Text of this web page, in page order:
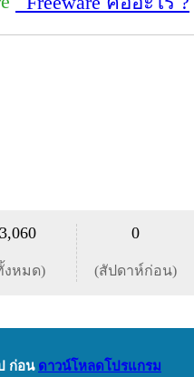
3,060
งหมด)
0
(สัปดาห์ก่อน)
ก่อน ดาวน์โหลดโปรแกรม